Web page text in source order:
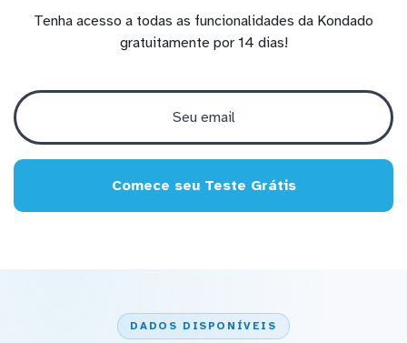
Tenha acesso a todas as funcionalidades da Kondado
gratuitamente por 14 dias!
Comece seu Teste Grátis
DADOS DISPONÍVEIS